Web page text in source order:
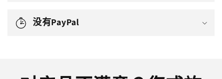
没有PayPal